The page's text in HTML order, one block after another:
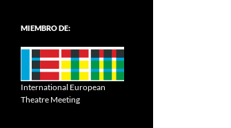
MIEMBRO DE:
International European
Theatre Meeting